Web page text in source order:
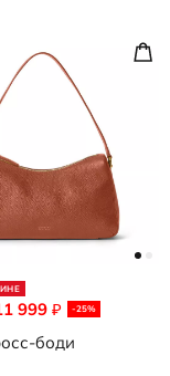
999 ₽ -25%
боди